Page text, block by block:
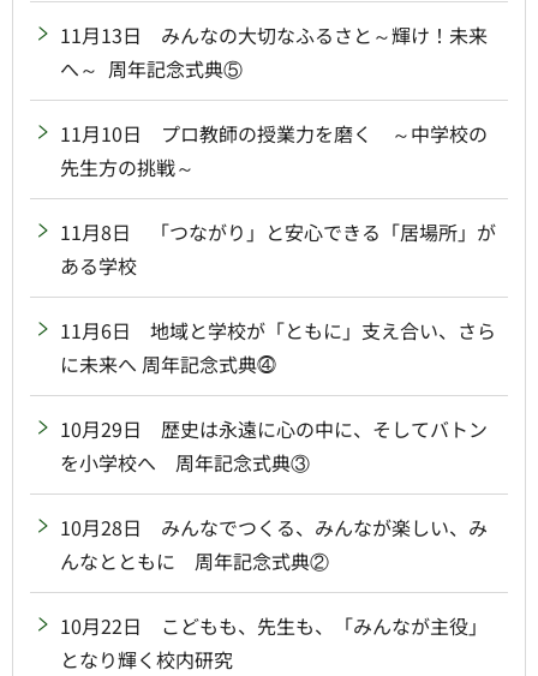
11月13日 みんなの大切なふるさと～輝け！未来
へ～ 周年記念式典⑤
11月10日 プロ教師の授業力を磨く ～中学校の
先生方の挑戦～
11月8日 「つながり」と安心できる「居場所」が
ある学校
11月6日 地域と学校が「ともに」支え合い、さら
に未来へ 周年記念式典⓸
10月29日 歴史は永遠に心の中に、そしてバトン
を小学校へ 周年記念式典③
10月28日 みんなでつくる、みんなが楽しい、み
んなとともに 周年記念式典②
10月22日 こどもも、先生も、「みんなが主役」
となり輝く校内研究